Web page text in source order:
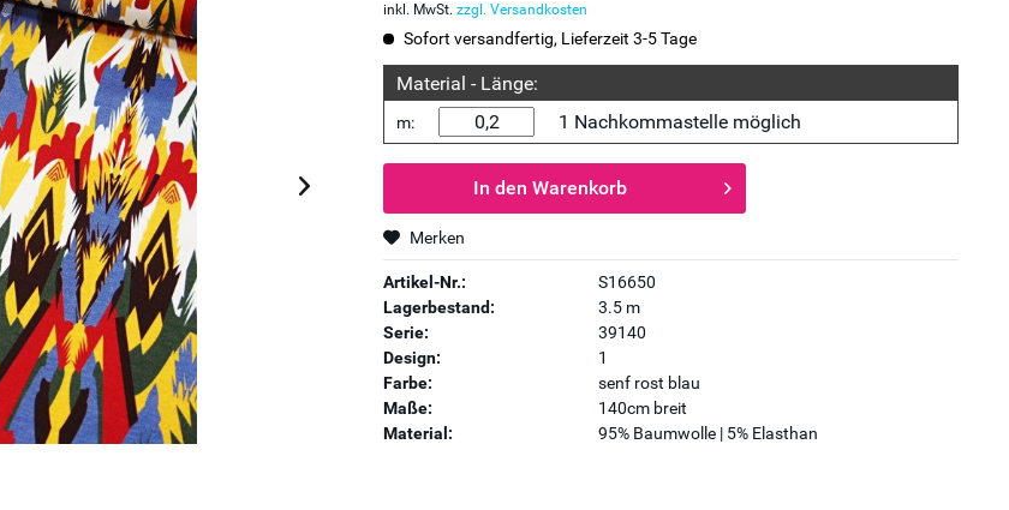
inkl. MwSt.zzgl. Versandkosten
Sofort versandfertig, Lieferzeit 3-5 Tage
Material - Länge:
m: 1 Nachkommastelle möglich
In den Warenkorb
Merken
Artikel-Nr.:
S16650
Lagerbestand:
3.5 m
Serie:
39140
Design:
1
Farbe:
senf rost blau
Maße:
140cm breit
Material:
95% Baumwolle | 5% Elasthan